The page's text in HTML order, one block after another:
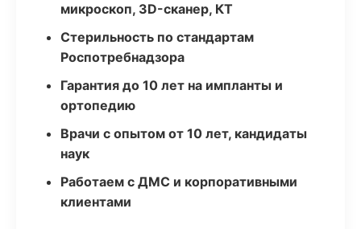
микроскоп, 3D-сканер, КТ
Стерильность по стандартам
Роспотребнадзора
Гарантия до 10 лет на импланты и
ортопедию
Врачи с опытом от 10 лет, кандидаты
наук
Работаем с ДМС и корпоративными
клиентами